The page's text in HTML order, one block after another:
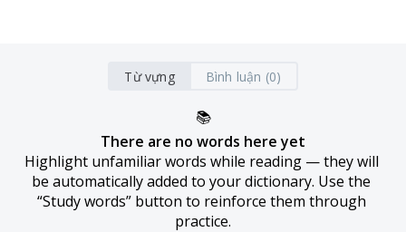
Từ vựng Bình luận (0)
📚
There are no words here yet
Highlight unfamiliar words while reading — they will
be automatically added to your dictionary. Use the
“Study words” button to reinforce them through
practice.